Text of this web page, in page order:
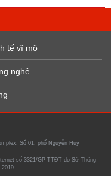
tế vĩ mô
nghệ
Số 01, phố Nguyễn Huy
số 3321/GP-TTĐT do Sở Thông